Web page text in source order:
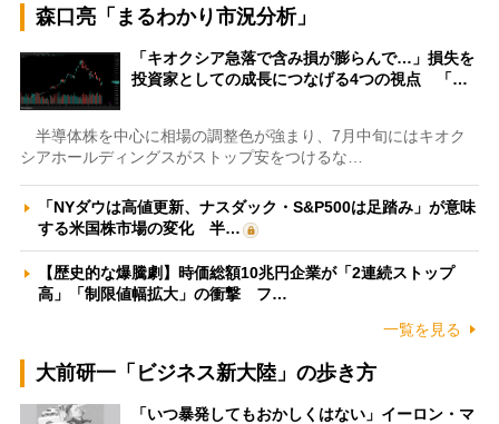
森口亮「まるわかり市況分析」
「キオクシア急落で含み損が膨らんで…」損失を
投資家としての成長につなげる4つの視点 「…
半導体株を中心に相場の調整色が強まり、7月中旬にはキオク
シアホールディングスがストップ安をつけるな…
「NYダウは高値更新、ナスダック・S&P500は足踏み」が意味
する米国株市場の変化 半…
【歴史的な爆騰劇】時価総額10兆円企業が「2連続ストップ
高」「制限値幅拡大」の衝撃 フ…
一覧を見る
大前研一「ビジネス新大陸」の歩き方
「いつ暴発してもおかしくはない」イーロン・マ